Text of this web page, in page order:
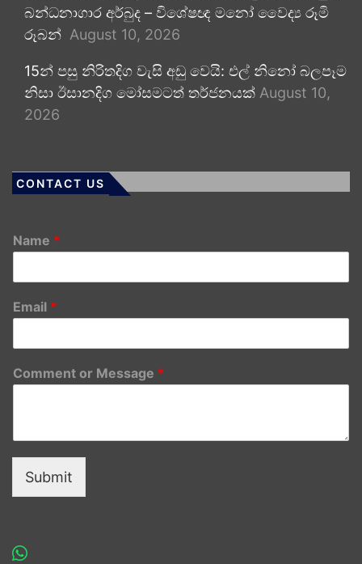
බන්ධනාගාර අර්බුද – විශේෂඥ මනෝ වෛද්‍ය රූමි
රූබන් August 10, 2026
15න් පසු නිරිතදිග වැසි අඩු වෙයි: එල් නිනෝ බලපෑම
නිසා ඊසානදිග මෝසමටත් තර්ජනයක් August 10,
2026
CONTACT US
Name *
Email *
Comment or Message *
Submit